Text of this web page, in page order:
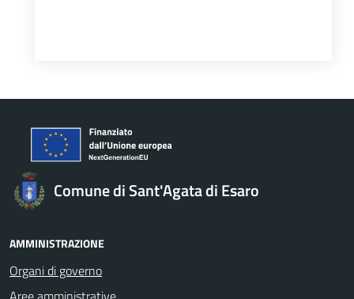
Comune di Sant'Agata di Esaro
AMMINISTRAZIONE
Organi di governo